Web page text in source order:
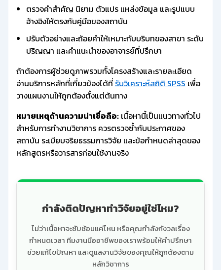
ตรวจคำสำคัญ นิยาม ตัวแปร แหล่งข้อมูล และรูปแบบ
อ้างอิงให้ตรงกับคู่มือของสถาบัน
ปรับตัวอย่างและถ้อยคำให้เหมาะกับบริบทของสาขา ระดับ
ปริญญา และคำแนะนำของอาจารย์ที่ปรึกษา
ถ้าต้องการผู้ช่วยดูภาพรวมทั้งโครงสร้างและรายละเอียด
อ่านบริการหลักที่เกี่ยวข้องได้ที่ รับวิเคราะห์สถิติ SPSS เพื่อ
วางแผนงานให้ถูกต้องตั้งแต่ต้นทาง
หมายเหตุด้านความน่าเชื่อถือ:เนื้อหานี้เป็นแนวทางทั่วไป
สำหรับการทำงานวิชาการ ควรตรวจซ้ำกับประกาศของ
สถาบัน ระเบียบจริยธรรมการวิจัย และข้อกำหนดล่าสุดของ
หลักสูตรหรือวารสารก่อนใช้งานจริง
กำลังติดปัญหาทำวิจัยอยู่ใช่ไหม?
ไม่ว่าเนื้อหาจะซับซ้อนแค่ไหน หรือคุณกำลังกังวลเรื่อง
กำหนดเวลา ทีมงานมืออาชีพของเราพร้อมให้คำปรึกษา
ช่วยแก้ไขปัญหา และดูแลงานวิจัยของคุณให้ถูกต้องตาม
หลักวิชาการ